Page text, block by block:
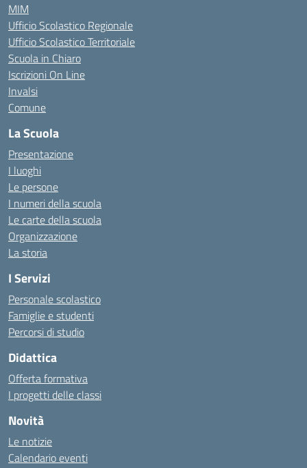
MIM
Ufficio Scolastico Regionale
Ufficio Scolastico Territoriale
Scuola in Chiaro
Iscrizioni On Line
Invalsi
Comune
La Scuola
Presentazione
I luoghi
Le persone
I numeri della scuola
Le carte della scuola
Organizzazione
La storia
I Servizi
Personale scolastico
Famiglie e studenti
Percorsi di studio
Didattica
Offerta formativa
I progetti delle classi
Novità
Le notizie
Calendario eventi